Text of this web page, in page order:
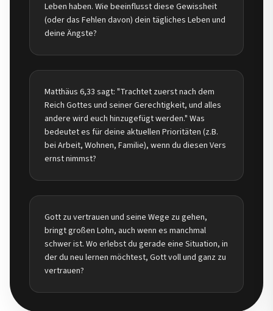
Leben haben. Wie beeinflusst diese Gewissheit
(oder das Fehlen davon) dein tägliches Leben und
deine Ängste?
Matthäus 6,33 sagt: "Trachtet zuerst nach dem
Reich Gottes und seiner Gerechtigkeit, und alles
andere wird euch hinzugefügt werden." Was
bedeutet es für deine aktuellen Prioritäten (z.B.
bei Arbeit, Wohnen, Familie), wenn du diesen Vers
ernst nimmst?
Gott zu vertrauen und seine Wege zu gehen,
bringt großen Lohn, auch wenn es manchmal
schwer ist. Wo erlebst du gerade eine Situation, in
der du neu lernen möchtest, Gott voll und ganz zu
vertrauen?